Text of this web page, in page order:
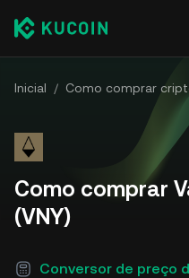
Inicial / Como comprar
Como comprar
(VNY)
Conversor de preço